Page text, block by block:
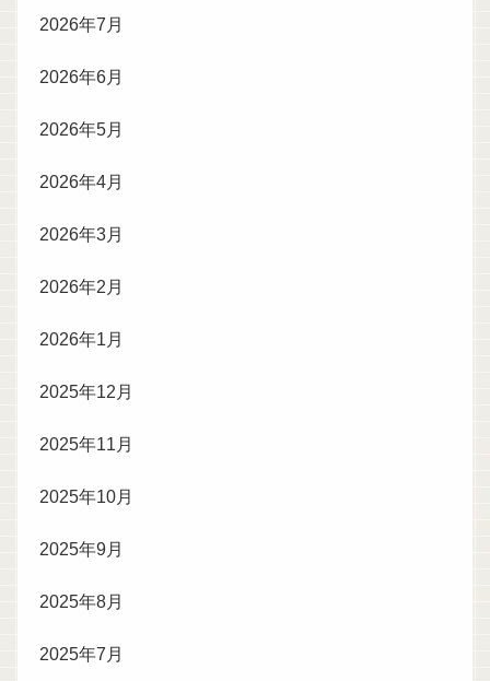
2026年7月
2026年6月
2026年5月
2026年4月
2026年3月
2026年2月
2026年1月
2025年12月
2025年11月
2025年10月
2025年9月
2025年8月
2025年7月